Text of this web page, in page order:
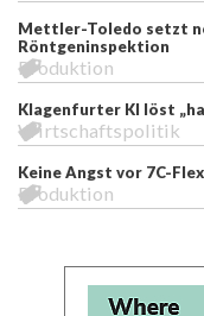
Mettler-Toledo setzt
Röntgeninspektion
Produktion
Klagenfurter KI löst
Wirtschaftspolitik
Keine Angst vor 7C-
Produktion